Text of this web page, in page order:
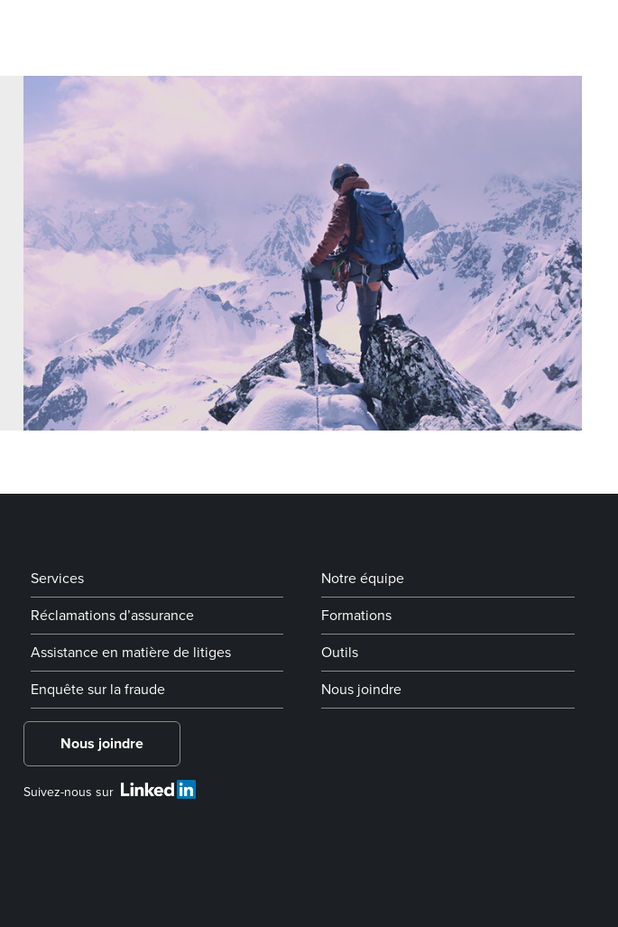
Services
Réclamations d’assurance
Assistance en matière de litiges
Enquête sur la fraude
Notre équipe
Formations
Outils
Nous joindre
Nous joindre
Suivez-nous sur